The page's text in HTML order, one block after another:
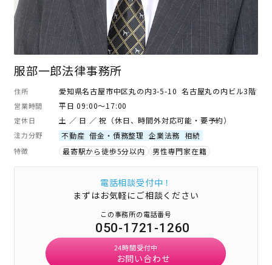
服部一郎法律事務所
住所 愛知県名古屋市中区丸の内3-5-10 名古屋丸の内ビル3階
営業時間 平日 09:00～17:00
定休日 土 ／ 日 ／ 祝（休日、時間外対応可能・要予約）
注力分野 不動産 借金・債務整理 企業法務 相続
特徴 最寄駅から徒歩5分以内 男性専門家在籍
電話相談受付中！
まずはお気軽にご相談ください
この事務所の電話番号
050-1721-1260
24時間受付中
お問い合わせ